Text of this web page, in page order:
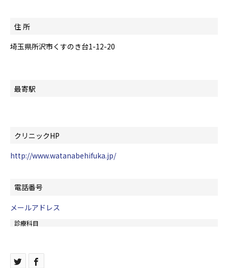
住 所
埼玉県所沢市くすのき台1-12-20
最寄駅
クリニックHP
http://www.watanabehifuka.jp/
電話番号
メールアドレス
診療科目